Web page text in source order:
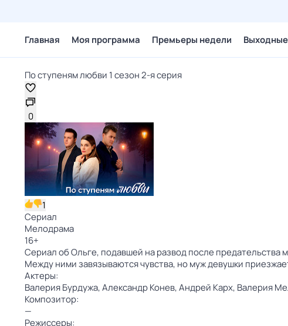
Главная Моя программа Премьеры недели Выходные
По ступеням любви 1 сезон 2-я серия
0
1
Сериал
Мелодрама
16+
Сериал об Ольге, подавшей на развод после предательства
Между ними завязываются чувства, но муж девушки
Актеры:
Валерия Бурдужа,Александр Конев,Андрей Карх, Валерия
Композитор:
—
Режиссеры: